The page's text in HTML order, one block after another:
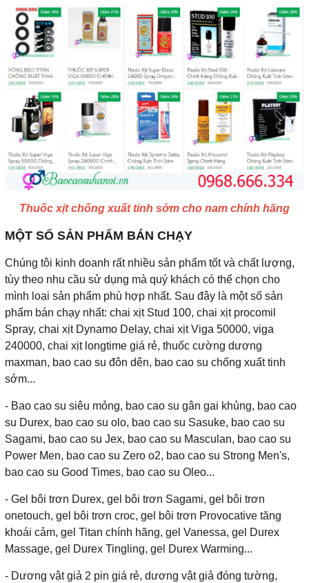
Thuốc xịt chống xuất tinh sớm cho nam chính hãng
MỘT SỐ SẢN PHẨM BÁN CHẠY
Chúng tôi kinh doanh rất nhiều sản phẩm tốt và chất lượng,
tùy theo nhu cầu sử dụng mà quý khách có thể chọn cho
mình loại sản phẩm phù hợp nhất. Sau đây là một số sản
phẩm bán chạy nhất: chai xịt Stud 100, chai xịt procomil
Spray, chai xịt Dynamo Delay, chai xịt Viga 50000, viga
240000, chai xịt longtime giá rẻ, thuốc cường dương
maxman, bao cao su đôn dên, bao cao su chống xuất tinh
sớm...
- Bao cao su siêu mỏng, bao cao su gân gai khủng, bao cao
su Durex, bao cao su olo, bao cao su Sasuke, bao cao su
Sagami, bao cao su Jex, bao cao su Masculan, bao cao su
Power Men, bao cao su Zero o2, bao cao su Strong Men's,
bao cao su Good Times, bao cao su Oleo...
- Gel bôi trơn Durex, gel bôi trơn Sagami, gel bôi trơn
onetouch, gel bôi trơn croc, gel bôi trơn Provocative tăng
khoái cảm, gel Titan chính hãng, gel Vanessa, gel Durex
Massage, gel Durex Tingling, gel Durex Warming...
- Dương vật giả 2 pin giá rẻ, dương vật giả đóng tường,